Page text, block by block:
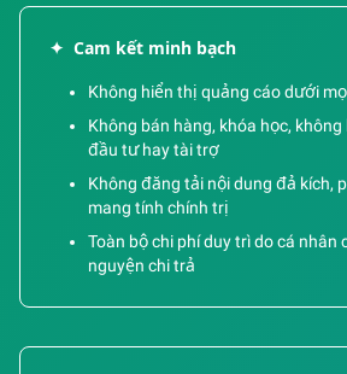
✦ Cam kết minh bạch
Không hiển thị quảng cáo dưới
Không bán hàng, khóa học, không
đầu tư hay tài trợ
Không đăng tải nội dung đả kích,
mang tính chính trị
Toàn bộ chi phí duy trì do cá nhân
nguyện chi trả